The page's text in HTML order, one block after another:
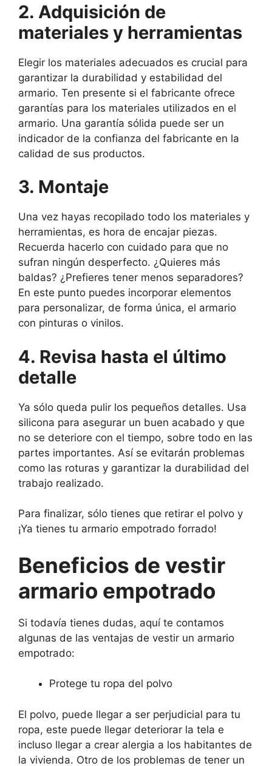
2. Adquisición de
materiales y herramientas
Elegir los materiales adecuados es crucial para
garantizar la durabilidad y estabilidad del
armario. Ten presente si el fabricante ofrece
garantías para los materiales utilizados en el
armario. Una garantía sólida puede ser un
indicador de la confianza del fabricante en la
calidad de sus productos.
3. Montaje
Una vez hayas recopilado todo los materiales y
herramientas, es hora de encajar piezas.
Recuerda hacerlo con cuidado para que no
sufran ningún desperfecto. ¿Quieres más
baldas? ¿Prefieres tener menos separadores?
En este punto puedes incorporar elementos
para personalizar, de forma única, el armario
con pinturas o vinilos.
4. Revisa hasta el último
detalle
Ya sólo queda pulir los pequeños detalles. Usa
silicona para asegurar un buen acabado y que
no se deteriore con el tiempo, sobre todo en las
partes importantes. Así se evitarán problemas
como las roturas y garantizar la durabilidad del
trabajo realizado.
Para finalizar, sólo tienes que retirar el polvo y
¡Ya tienes tu armario empotrado forrado!
Beneficios de vestir
armario empotrado
Si todavía tienes dudas, aquí te contamos
algunas de las ventajas de vestir un armario
empotrado:
Protege tu ropa del polvo
El polvo, puede llegar a ser perjudicial para tu
ropa, este puede llegar deteriorar la tela e
incluso llegar a crear alergia a los habitantes de
la vivienda. Otro de los problemas de tener un